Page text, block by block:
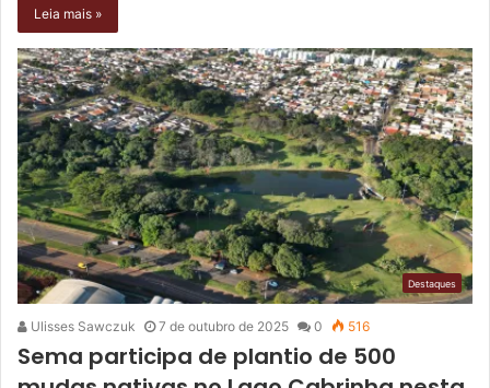
Leia mais »
Destaques
Ulisses Sawczuk 7 de outubro de 2025 0 516
Sema participa de plantio de 500